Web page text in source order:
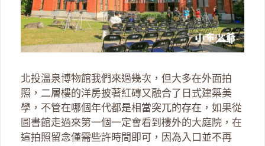
北投溫泉博物館我們來過幾次，但大多在外面拍
照，二層樓的洋房披著紅磚又融合了日式建築美
學，不管在哪個年代都是相當突兀的存在，如果從
圖書館走過來第一個一定會看到樓外的大庭院，在
這拍照留念僅需些許時間即可，因為入口並不再